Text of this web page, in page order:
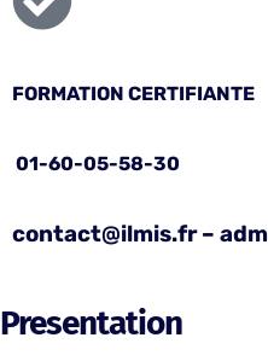
FORMATION CERTIFIANTE
01-60-05-58-30
contact@ilmis.fr –
Presentation